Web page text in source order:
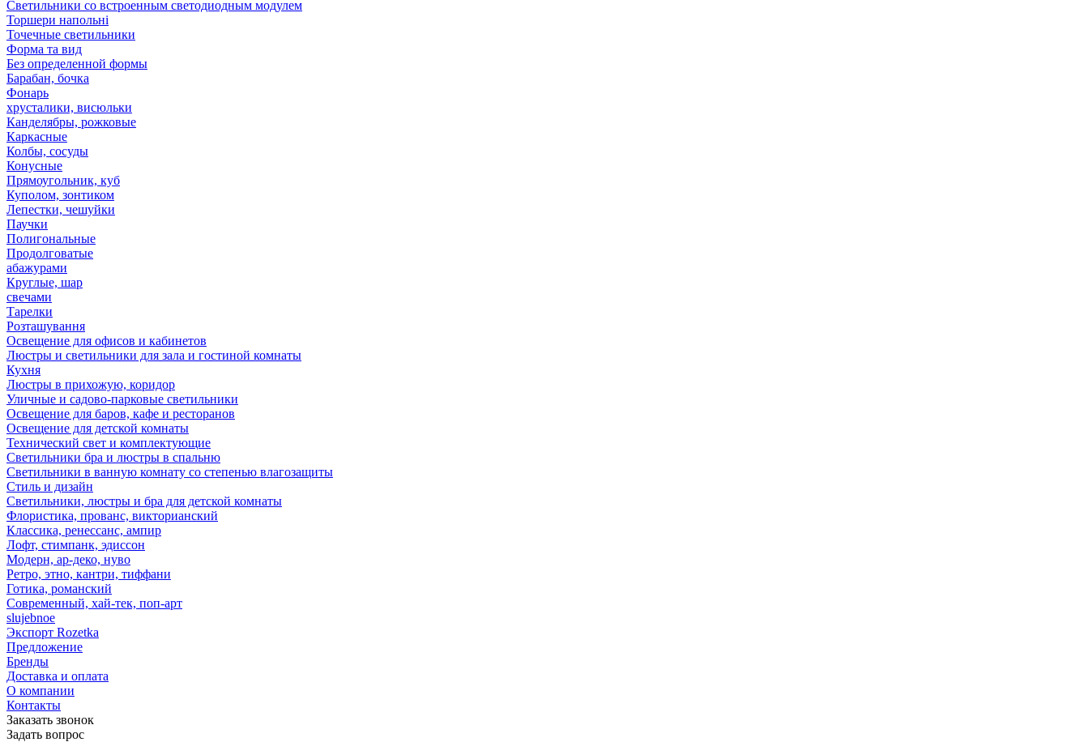
Светильники со встроенным светодиодным модулем
Торшери напольні
Точечные светильники
Форма та вид
Без определенной формы
Барабан, бочка
Фонарь
хрусталики, висюльки
Канделябры, рожковые
Каркасные
Колбы, сосуды
Конусные
Прямоугольник, куб
Куполом, зонтиком
Лепестки, чешуйки
Паучки
Полигональные
Продолговатые
абажурами
Круглые, шар
свечами
Тарелки
Розташування
Освещение для офисов и кабинетов
Люстры и светильники для зала и гостиной комнаты
Кухня
Люстры в прихожую, коридор
Уличные и садово-парковые светильники
Освещение для баров, кафе и ресторанов
Освещение для детской комнаты
Технический свет и комплектующие
Светильники бра и люстры в спальню
Светильники в ванную комнату со степенью влагозащиты
Стиль и дизайн
Светильники, люстры и бра для детской комнаты
Флористика, прованс, викторианский
Классика, ренессанс, ампир
Лофт, стимпанк, эдиссон
Модерн, ар-деко, нуво
Ретро, этно, кантри, тиффани
Готика, романский
Современный, хай-тек, поп-арт
slujebnoe
Экспорт Rozetka
Предложение
Бренды
Доставка и оплата
О компании
Контакты
Заказать звонок
Задать вопрос